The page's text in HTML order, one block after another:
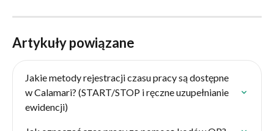
Artykuły powiązane
Jakie metody rejestracji czasu pracy są dostępne
w Calamari? (START/STOP i ręczne uzupełnianie
ewidencji)